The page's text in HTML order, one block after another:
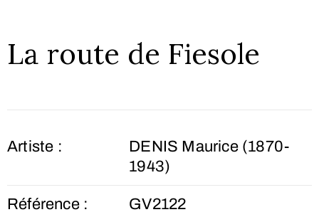
La route de Fiesole
Artiste :
DENIS Maurice (1870-
1943)
Référence : GV2122